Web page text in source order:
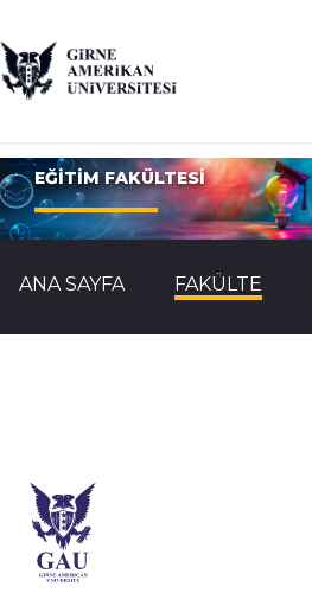
EĞİTİM FAKÜLTESİ
ANA SAYFA FAKÜLTE